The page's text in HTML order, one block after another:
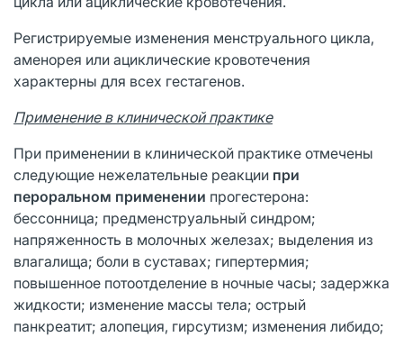
Регистрируемые изменения менструального цикла,
аменорея или ациклические кровотечения
характерны для всех гестагенов.
Применение в клинической практике
При применении в клинической практике отмечены
следующие нежелательные реакции при
пероральном применении прогестерона:
бессонница; предменструальный синдром;
напряженность в молочных железах; выделения из
влагалища; боли в суставах; гипертермия;
повышенное потоотделение в ночные часы; задержка
жидкости; изменение массы тела; острый
панкреатит; алопеция, гирсутизм; изменения либидо;